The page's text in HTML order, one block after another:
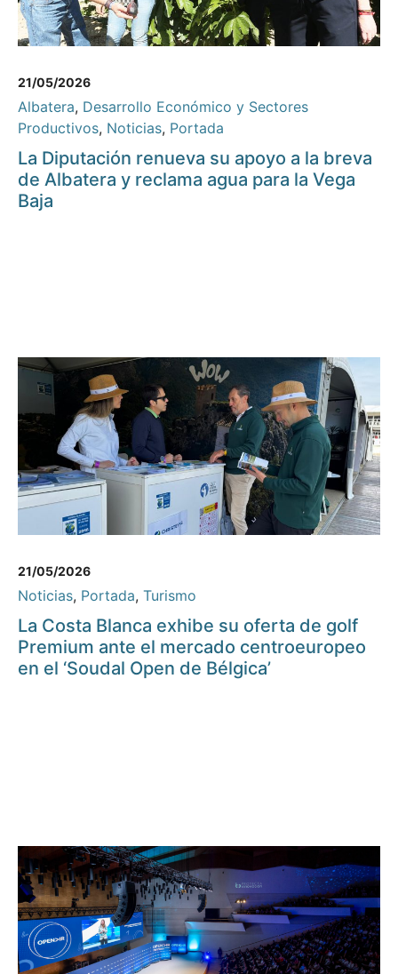
21/05/2026
Albatera, Desarrollo Económico y Sectores
Productivos, Noticias, Portada
La Diputación renueva su apoyo a la breva
de Albatera y reclama agua para la Vega
Baja
21/05/2026
Noticias, Portada, Turismo
La Costa Blanca exhibe su oferta de golf
Premium ante el mercado centroeuropeo
en el ‘Soudal Open de Bélgica’